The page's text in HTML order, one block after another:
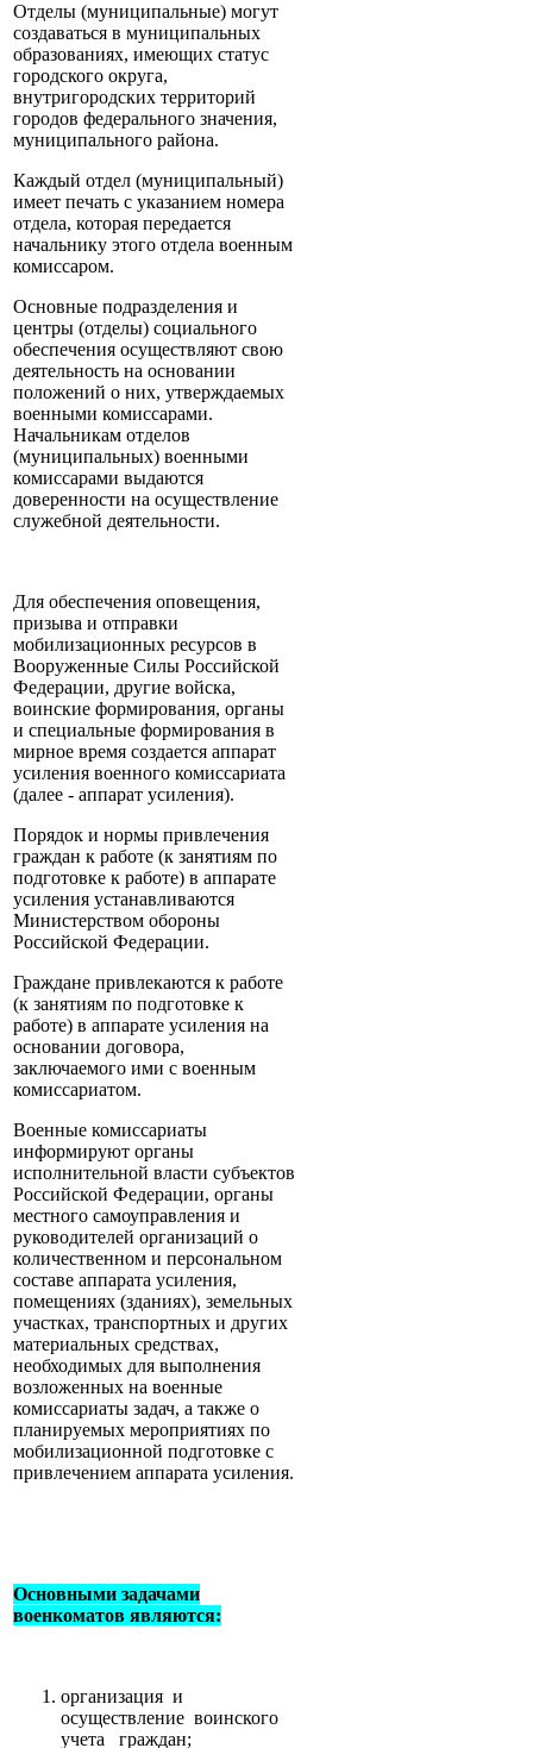
Отделы (муниципальные) могут
создаваться в муниципальных
образованиях, имеющих статус
городского округа,
внутригородских территорий
городов федерального значения,
муниципального района.
Каждый отдел (муниципальный)
имеет печать с указанием номера
отдела, которая передается
начальнику этого отдела военным
комиссаром.
Основные подразделения и
центры (отделы) социального
обеспечения осуществляют свою
деятельность на основании
положений о них, утверждаемых
военными комиссарами.
Начальникам отделов
(муниципальных) военными
комиссарами выдаются
доверенности на осуществление
служебной деятельности.
Для обеспечения оповещения,
призыва и отправки
мобилизационных ресурсов в
Вооруженные Силы Российской
Федерации, другие войска,
воинские формирования, органы
и специальные формирования в
мирное время создается аппарат
усиления военного комиссариата
(далее - аппарат усиления).
Порядок и нормы привлечения
граждан к работе (к занятиям по
подготовке к работе) в аппарате
усиления устанавливаются
Министерством обороны
Российской Федерации.
Граждане привлекаются к работе
(к занятиям по подготовке к
работе) в аппарате усиления на
основании договора,
заключаемого ими с военным
комиссариатом.
Военные комиссариаты
информируют органы
исполнительной власти субъектов
Российской Федерации, органы
местного самоуправления и
руководителей организаций о
количественном и персональном
составе аппарата усиления,
помещениях (зданиях), земельных
участках, транспортных и других
материальных средствах,
необходимых для выполнения
возложенных на военные
комиссариаты задач, а также о
планируемых мероприятиях по
мобилизационной подготовке с
привлечением аппарата усиления.
Основными задачами
военкоматов являются:
организация и
осуществление воинского
учета граждан;